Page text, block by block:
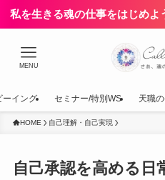
私を生きる魂の仕事をはじ
MENU
ーイング セミナー/特別WS 天職
HOME 自己理解・自己実現
自己承認を高める日